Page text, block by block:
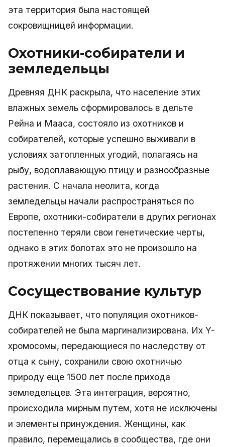
эта территория была настоящей
сокровищницей информации.
Охотники-собиратели и
земледельцы
Древняя ДНК раскрыла, что население этих
влажных земель сформировалось в дельте
Рейна и Мааса, состояло из охотников и
собирателей, которые успешно выживали в
условиях затопленных угодий, полагаясь на
рыбу, водоплавающую птицу и разнообразные
растения. С начала неолита, когда
земледельцы начали распространяться по
Европе, охотники-собиратели в других регионах
постепенно теряли свои генетические черты,
однако в этих болотах это не произошло на
протяжении многих тысяч лет.
Сосуществование культур
ДНК показывает, что популяция охотников-
собирателей не была маргинализирована. Их Y-
хромосомы, передающиеся по наследству от
отца к сыну, сохранили свою охотничью
природу еще 1500 лет после прихода
земледельцев. Эта интеграция, вероятно,
происходила мирным путем, хотя не исключены
и элементы принуждения. Женщины, как
правило, перемещались в сообщества, где они